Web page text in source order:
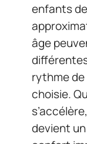
enfants
âge
rythme
choisie.
devient